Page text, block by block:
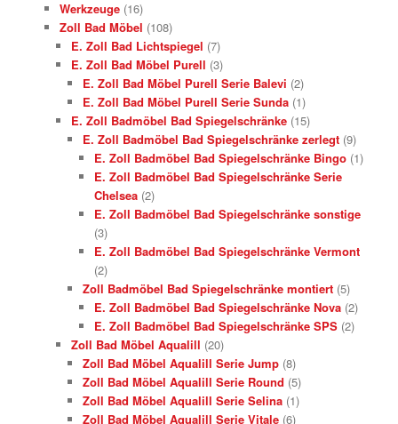
Werkzeuge (16)
Zoll Bad Möbel (108)
E. Zoll Bad Lichtspiegel (7)
E. Zoll Bad Möbel Purell (3)
E. Zoll Bad Möbel Purell Serie Balevi (2)
E. Zoll Bad Möbel Purell Serie Sunda (1)
E. Zoll Badmöbel Bad Spiegelschränke (15)
E. Zoll Badmöbel Bad Spiegelschränke zerlegt (9)
E. Zoll Badmöbel Bad Spiegelschränke Bingo (1)
E. Zoll Badmöbel Bad Spiegelschränke Serie
Chelsea (2)
E. Zoll Badmöbel Bad Spiegelschränke sonstige
(3)
E. Zoll Badmöbel Bad Spiegelschränke Vermont
(2)
Zoll Badmöbel Bad Spiegelschränke montiert (5)
E. Zoll Badmöbel Bad Spiegelschränke Nova (2)
E. Zoll Badmöbel Bad Spiegelschränke SPS (2)
Zoll Bad Möbel Aqualill (20)
Zoll Bad Möbel Aqualill Serie Jump (8)
Zoll Bad Möbel Aqualill Serie Round (5)
Zoll Bad Möbel Aqualill Serie Selina (1)
Zoll Bad Möbel Aqualill Serie Vitale (6)